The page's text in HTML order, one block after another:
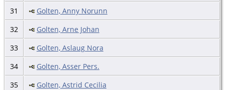
31
Golten, Anny Norunn
32
Golten, Arne Johan
33
Golten, Aslaug Nora
34
Golten, Asser Pers.
35
Golten, Astrid Cecilia